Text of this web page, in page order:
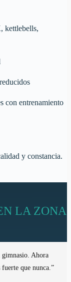
kettlebells,
con entrenamiento
y constancia.
LA ZONA
gimnasio. Ahora
fuerte que nunca.”